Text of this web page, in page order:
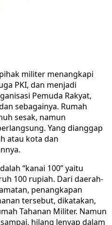
militer menangkapi
PKI, dan menjadi
Pemuda Rakyat,
sebagainya. Rumah
sesak, namun
Yang dianggap
atau kota dan
“kanai 100” yaitu
100 rupiah. Dari daerah-
penangkapan
tersebut, dikatakan,
Tahanan Militer. Namun
hilang lenyap dalam